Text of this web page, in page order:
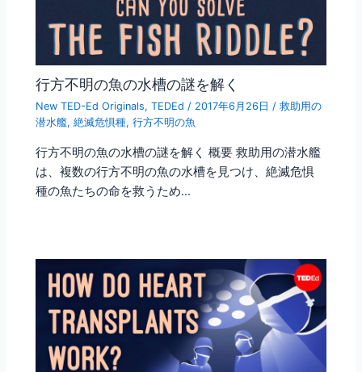
行方不明の魚の水槽の謎を解く
New TED-Ed Originals,TEDEd / 2017年6月26日/救助用の
潜水艦,絶滅危惧種,行方不明の魚
行方不明の魚の水槽の謎を解く 概要 救助用の潜水艦
は、複数の行方不明の魚の水槽を見つけ、絶滅危惧
種の魚たちの命を救うため…